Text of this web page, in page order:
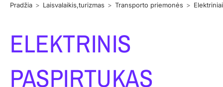
Pradžia > Laisvalaikis,turizmas > Transporto priemonės >
ELEKTRINIS
PASPIRTUKAS